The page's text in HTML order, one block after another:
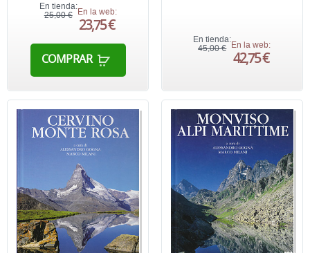
En tienda:
25,00 € En la web:
23,75 €
COMPRAR
En tienda:
45,00 € En la web:
42,75 €